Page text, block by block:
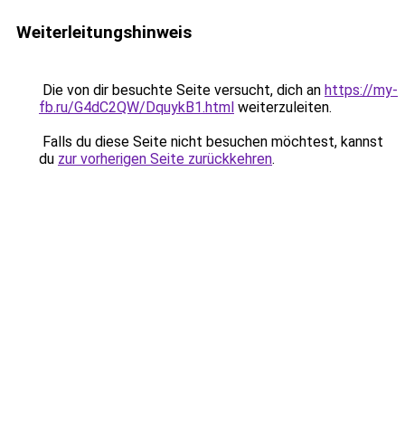
Weiterleitungshinweis
Die von dir besuchte Seite versucht, dich an https://my-
fb.ru/G4dC2QW/DquykB1.html weiterzuleiten.
Falls du diese Seite nicht besuchen möchtest, kannst
du zur vorherigen Seite zurückkehren.